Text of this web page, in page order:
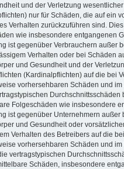
und der Verletzung
nur für Schäden, die auf ein
Verhalten zurückzuführen sind.
wie insbesondere entgangenen
ist gegenüber Verbrauchern außer
Verhalten oder bei Schäden
und Gesundheit und der
(Kardinalpflichten) auf die bei
vorhersehbaren Schäden und
Durchschnittsschäden
Folgeschäden wie insbesondere
ist gegenüber Unternehmern außer
und Gesundheit oder
Verhalten des Betreibers auf die
vorhersehbaren Schäden und
vertragstypischen
Schäden, insbesondere